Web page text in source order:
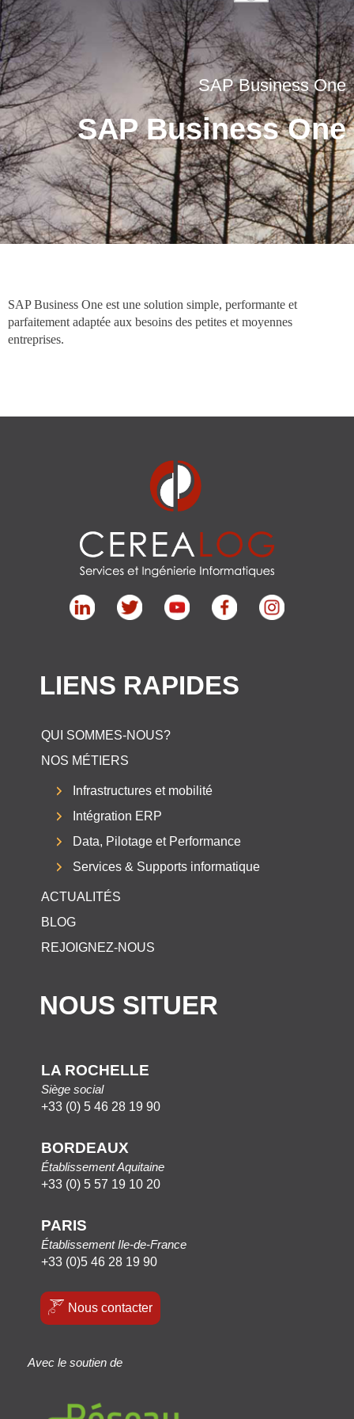
informatique
SAP Customer Experience
SAP Business Technology
Platform
SAP LeanIX
IFS Cloud
Microsoft Dynamics 365
Business Central
CEREALOG Bordeaux
CEREALOG Paris
Rejoignez-nous
SAP Business One
SAP Business One
SAP Business One est une solution simple, performante et
parfaitement adaptée aux besoins des petites et moyennes
entreprises.
LIENS RAPIDES
QUI SOMMES-NOUS?
NOS MÉTIERS
Infrastructures et mobilité
Intégration ERP
Data, Pilotage et Performance
Services & Supports informatique
ACTUALITÉS
BLOG
REJOIGNEZ-NOUS
NOUS SITUER
LA ROCHELLE
Siège social
+33 (0) 5 46 28 19 90
BORDEAUX
Établissement Aquitaine
+33 (0) 5 57 19 10 20
PARIS
Établissement Ile-de-France
+33 (0)5 46 28 19 90
Nous contacter
Avec le soutien de
Actualités
Numérique
Team Building 2026 :
direction Angoulins et
Châtelaillon-Plage pour la
Team CEREALOG !
4 juin 2026